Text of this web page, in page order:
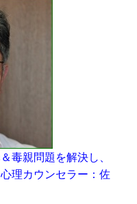
毒親問題を解決し、
理カウンセラー：佐